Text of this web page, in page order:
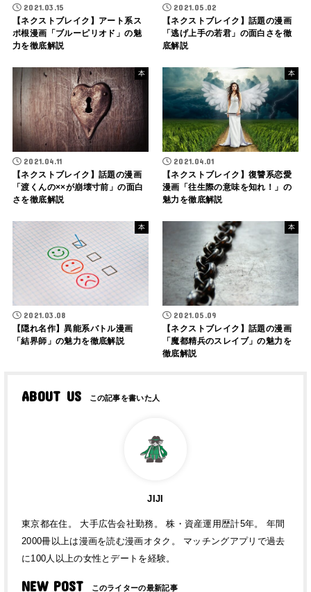
2021.03.15
【ネクストブレイク】アート系ス
ポ根漫画「ブルーピリオド」の魅
力を徹底解説
2021.05.02
【ネクストブレイク】話題の漫画
「逃げ上手の若君」の面白さを徹
底解説
本
2021.04.11
【ネクストブレイク】話題の漫画
「渡くんの××が崩壊寸前」の面白
さを徹底解説
本
2021.04.01
【ネクストブレイク】復讐系恋愛
漫画「往生際の意味を知れ！」の
魅力を徹底解説
本
2021.03.08
【隠れ名作】異能系バトル漫画
「結界師」の魅力を徹底解説
本
2021.05.09
【ネクストブレイク】話題の漫画
「魔都精兵のスレイブ」の魅力を
徹底解説
ABOUT US
JIJI
東京都在住。 大手広告会社勤務。 株・資産運用歴計5年。 年間
2000冊以上は漫画を読む漫画オタク。 マッチングアプリで過去
に100人以上の女性とデートを経験。
NEW POST